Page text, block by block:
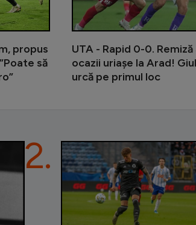
propus
să
UTA - Rapid 0-0. Remiză
ocazii uriașe la Arad!
urcă pe primul loc
2.